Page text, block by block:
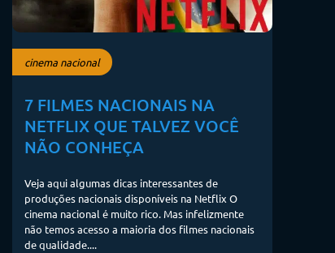
cinema nacional
7 FILMES NACIONAIS NA
NETFLIX QUE TALVEZ VOCÊ
NÃO CONHEÇA
Veja aqui algumas dicas interessantes de
produções nacionais disponíveis na Netflix O
cinema nacional é muito rico. Mas infelizmente
não temos acesso a maioria dos filmes nacionais
de qualidade....